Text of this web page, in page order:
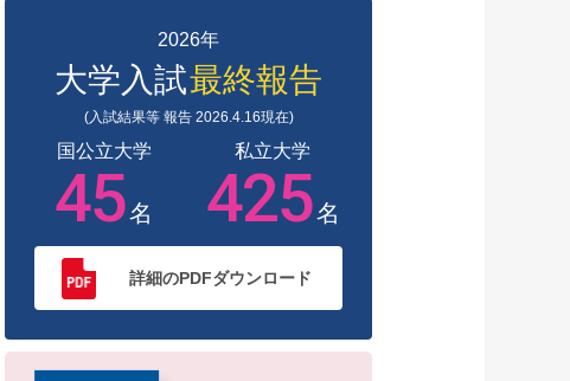
2026年
大学入試最終報告
(入試結果等 報告 2026.4.16現在)
国公立大学 私立大学
45名 425名
詳細のPDFダウンロード